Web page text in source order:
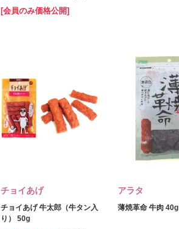
[会員のみ価格公開]
チョイあげ
チョイあげ 牛太郎（牛タン入
り） 50g
アラタ
薄焼革命 牛肉 40g